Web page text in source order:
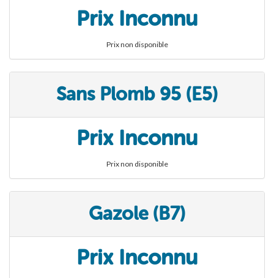
Prix Inconnu
Prix non disponible
Sans Plomb 95 (E5)
Prix Inconnu
Prix non disponible
Gazole (B7)
Prix Inconnu